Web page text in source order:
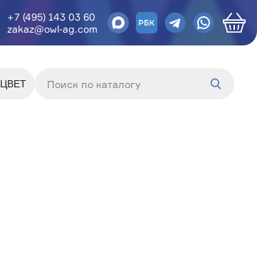
+7 (495) 143 03 60
zakaz@owl-ag.com
ЦВЕТ